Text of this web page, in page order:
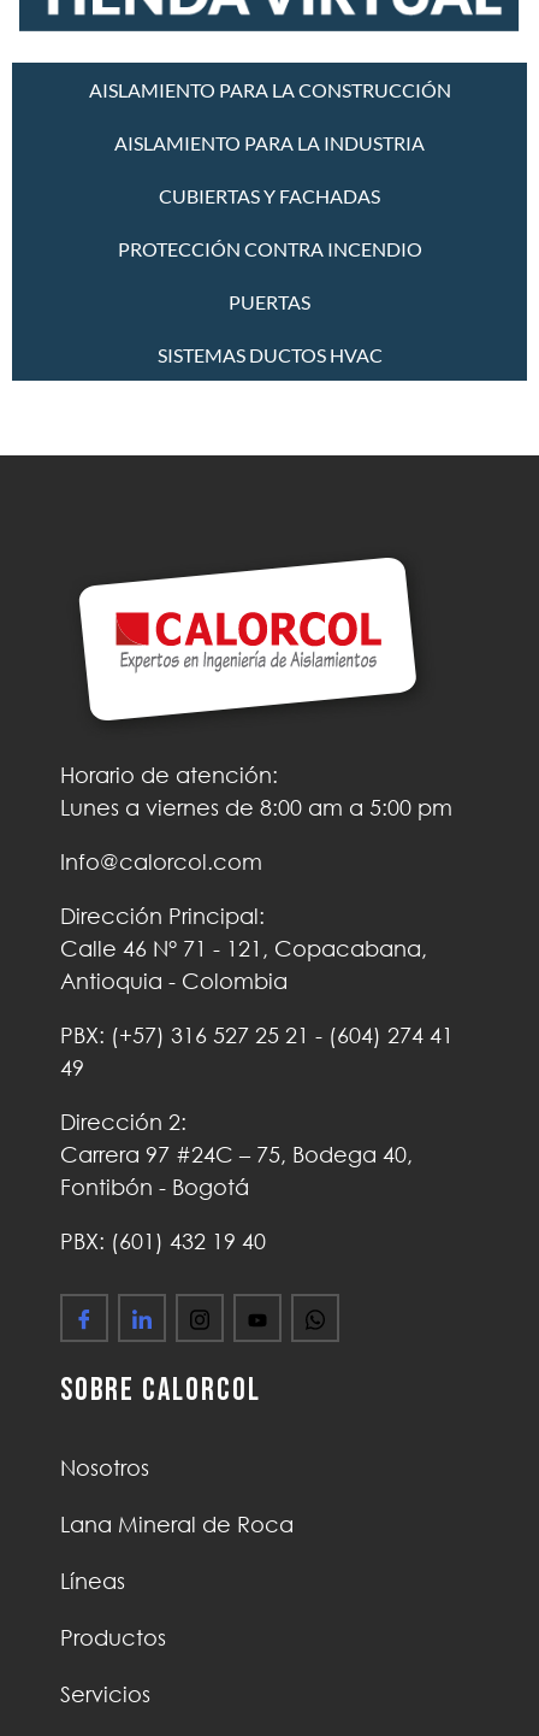
AISLAMIENTO PARA LA CONSTRUCCIÓN
AISLAMIENTO PARA LA INDUSTRIA
CUBIERTAS Y FACHADAS
PROTECCIÓN CONTRA INCENDIO
PUERTAS
SISTEMAS DUCTOS HVAC
Horario de atención:
Lunes a viernes de 8:00 am a 5:00 pm
Info@calorcol.com
Dirección Principal:
Calle 46 N° 71 - 121, Copacabana,
Antioquia - Colombia
PBX: (+57) 316 527 25 21 - (604) 274 41
49
Dirección 2:
Carrera 97 #24C – 75, Bodega 40,
Fontibón - Bogotá
PBX: (601) 432 19 40
Sobre Calorcol
Nosotros
Lana Mineral de Roca
Líneas
Productos
Servicios